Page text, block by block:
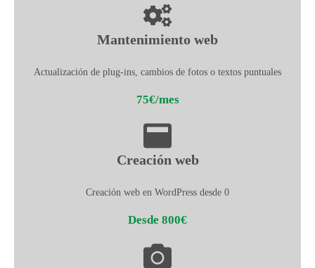
Mantenimiento web
Actualización de plug-ins, cambios de fotos o textos puntuales
75€/mes
Creación web
Creación web en WordPress desde 0
Desde 800€